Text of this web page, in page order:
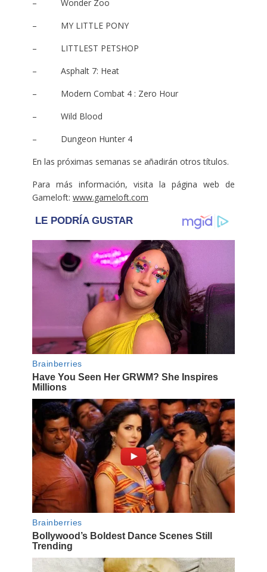
– Wonder Zoo
– MY LITTLE PONY
– LITTLEST PETSHOP
– Asphalt 7: Heat
– Modern Combat 4 : Zero Hour
– Wild Blood
– Dungeon Hunter 4
En las próximas semanas se añadirán otros títulos.
Para más información, visita la página web de
Gameloft: www.gameloft.com